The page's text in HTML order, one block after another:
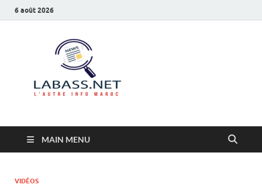
6 août 2026
MAIN MENU
VIDÉOS